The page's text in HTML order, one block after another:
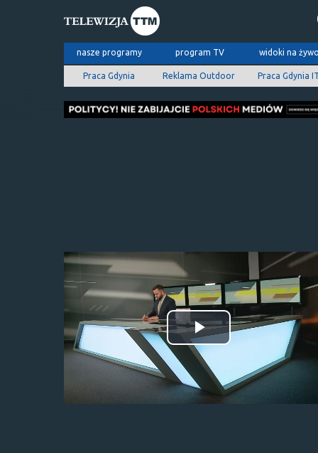
nasze programy program TV widoki na
Praca Gdynia Reklama Outdoor Praca Gdynia
Odtwórz
wideo